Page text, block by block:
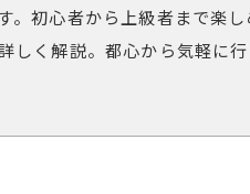
。初心者から上級者まで楽
く解説。都心から気軽に行